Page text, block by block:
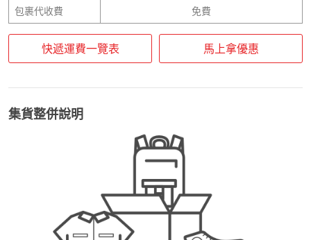
包裹代收費
免費
快遞運費一覽表 馬上拿優惠
集貨整併說明